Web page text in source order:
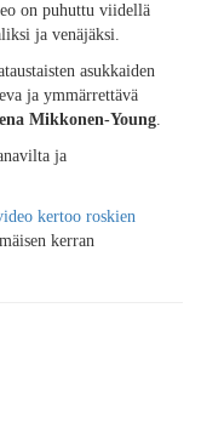
on puhuttu viidellä
ja venäjäksi.
asukkaiden
ja ymmärrettävä
Mikkonen-Young.
ja
kertoo roskien
kerran